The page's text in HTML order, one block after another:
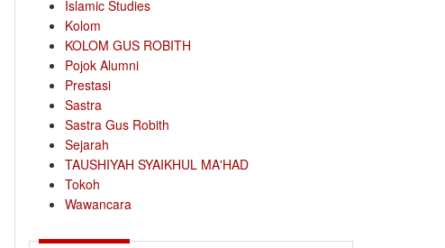
Islamic Studies
Kolom
KOLOM GUS ROBITH
Pojok Alumni
Prestasi
Sastra
Sastra Gus Robith
Sejarah
TAUSHIYAH SYAIKHUL MA'HAD
Tokoh
Wawancara